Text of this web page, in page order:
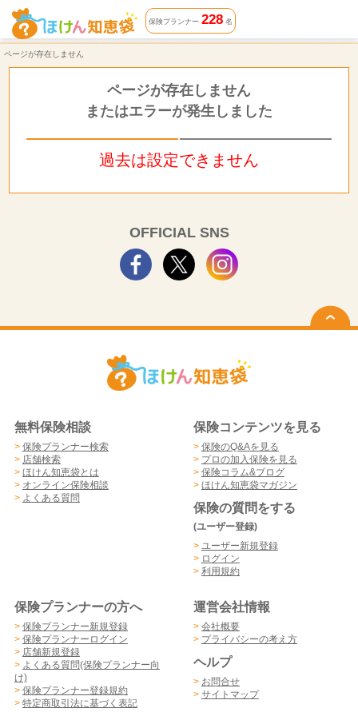
ページが存在しません | ほけん知恵袋
保険プランナー 228名
ページが存在しません
ページが存在しません
またはエラーが発生しました
過去は設定できません
OFFICIAL SNS
無料保険相談
> 保険プランナー検索
> 店舗検索
> ほけん知恵袋とは
> オンライン保険相談
> よくある質問
保険コンテンツを見る
> 保険のQ&Aを見る
> プロの加入保険を見る
> 保険コラム&ブログ
> ほけん知恵袋マガジン
保険の質問をする
(ユーザー登録)
> ユーザー新規登録
> ログイン
> 利用規約
保険プランナーの方へ
> 保険プランナー新規登録
> 保険プランナーログイン
> 店舗新規登録
> よくある質問(保険プランナー向
け)
> 保険プランナー登録規約
> 特定商取引法に基づく表記
運営会社情報
> 会社概要
> プライバシーの考え方
ヘルプ
> お問合せ
> サイトマップ